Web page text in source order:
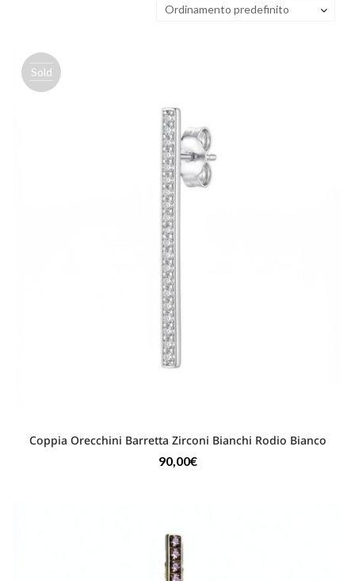
Ordinamento predefinito
Sold
Coppia Orecchini Barretta Zirconi Bianchi Rodio Bianco
90,00€